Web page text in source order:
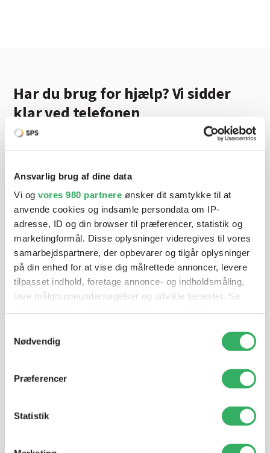
Ansvarlig brug af dine data
Vi og vores 980 partnere ønsker dit samtykke til at
anvende cookies og indsamle persondata om IP-
adresse, ID og din browser til præferencer, statistik og
marketingformål. Disse oplysninger videregives til vores
samarbejdspartnere, der opbevarer og tilgår oplysninger
på din enhed for at vise dig målrettede annoncer, levere
tilpasset indhold, foretage annonce- og indholdsmåling,
lave målgruppeundersøgelser og udvikle tjenester. Se
tilbage eller ændre indstillinger fra vores
"Cookiedeklaration", eller ved at trykke på "Privacy
Nødvendig
Præferencer
Statistik
Har du brug for hjælp? Vi sidder
klar ved telefonen
Vi tilbyder et bredt sortiment af produkter til
en sprøjtepistol eller om du har behov for en
Mandag - Torsdag 07:00-15:30
Fredag 07:00-13:45
Jette Harding
T:+45 69 89 81 05